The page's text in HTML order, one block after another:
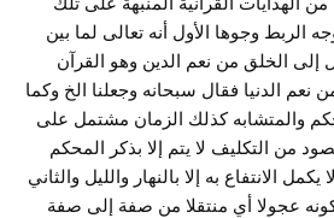
الربط وجوها الأول أنه تعالى لما بين
إلى الخلق من نعم الدين وهو القرآن
نعم الدنيا فقال سبحانه وجعلنا الخ وكما
والمتشابه كذلك الزمان مشتمل على
من التكليف لا يتم إلا بذكر المحكم
الانتفاع به إلا بالنهار والليل والثاني
عجولا أي منتقلا من صفة إلى صفة